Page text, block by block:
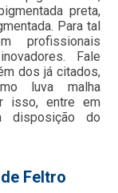
preta,
Para tal
profissionais
Fale
dos já citados,
luva malha
isso, entre em
disposição do
Feltro